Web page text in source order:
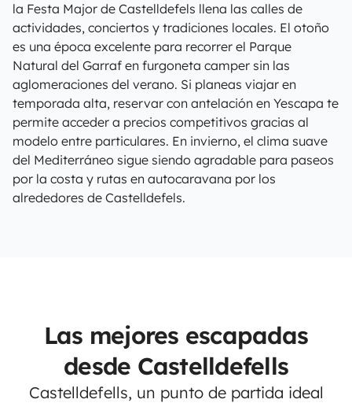
la Festa Major de Castelldefels llena las calles de
actividades, conciertos y tradiciones locales. El otoño
es una época excelente para recorrer el Parque
Natural del Garraf en furgoneta camper sin las
aglomeraciones del verano. Si planeas viajar en
temporada alta, reservar con antelación en Yescapa te
permite acceder a precios competitivos gracias al
modelo entre particulares. En invierno, el clima suave
del Mediterráneo sigue siendo agradable para paseos
por la costa y rutas en autocaravana por los
alrededores de Castelldefels.
Las mejores escapadas
desde Castelldefells
Castelldefells, un punto de partida ideal